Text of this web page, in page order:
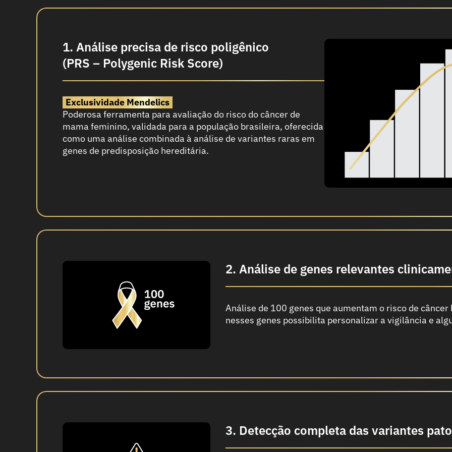
1. Análise precisa de risco poligênico
(PRS – Polygenic Risk Score)
Exclusividade Mendelics
Poderosa ferramenta para avaliação do risco do câncer de
mama feminino, validada para a população brasileira, oferecida
como uma análise combinada à análise de variantes raras em
genes de predisposição hereditária.
2. Análise de genes relevantes
Análise de 100 genes que aumentam o risco de
nesses genes possibilita personalizar a vigilância e
3. Detecção completa das variantes